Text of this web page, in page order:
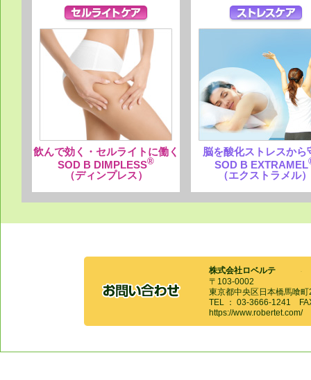
飲んで効く・セルライトに働く
SOD B DIMPLESS®
（ディンプレス）
脳を酸化ストレスから
SOD B EXTRAMEL
（エクストラメル）
株式会社ロベルテ
〒103-0002
東京都中央区日本橋馬喰
TEL ： 03-3666-1241
https://www.robertet.com/